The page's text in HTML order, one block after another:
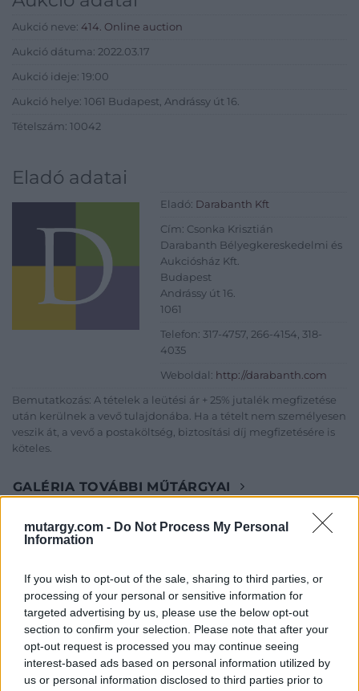
mutargy.com - Do Not Process My Personal
Information
If you wish to opt-out of the sale, sharing to third parties, or
processing of your personal or sensitive information for
targeted advertising by us, please use the below opt-out
section to confirm your selection. Please note that after your
opt-out request is processed you may continue seeing
interest-based ads based on personal information utilized by
us or personal information disclosed to third parties prior to
Aukció neve: 414. Online auction
Aukció dátuma: 2022.03.17
Aukció ideje: 19:00
Aukció helye: 1061 Budapest, Andrássy út 16.
Tételszám: 10042
Eladó adatai
Eladó: Darabanth Kft
Cím: Csonka Krisztián
Darabanth Bélyegkereskedelmi és
Aukciósház Kft.
Budapest
Andrássy út 16.
1061
Telefon: 317-4757, 266-4154, 318-
4035
Weboldal: http://darabanth.com
Bemutatkozás: A tételek a leütési ár + 25% jutalék megfizetése
után kerülnek a vevő tulajdonába. Ha a tételt nem személyesen
veszik át, a vevő a postaköltség, biztosítási díj megfizetésére is
köteles.
GALÉRIA TOVÁBBI MŰTÁRGYAI
KAPCSOLÓDÓ MŰTÁRGYAK